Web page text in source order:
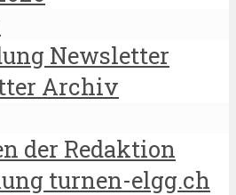
Newsletter
Archiv
der Redaktion
turnen-elgg.ch